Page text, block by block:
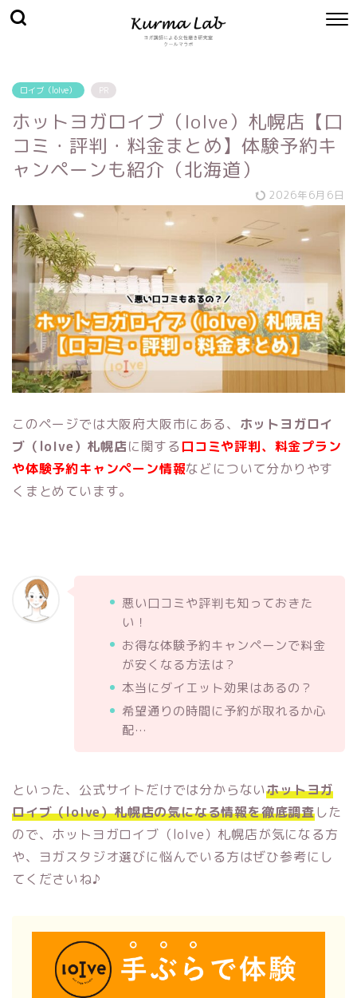
ロイブ（loIve） PR
ホットヨガロイブ（loIve）札幌店【口
コミ・評判・料金まとめ】体験予約キ
ャンペーンも紹介（北海道）
2026年6月6日
このページでは大阪府大阪市にある、 ホットヨガロイ
ブ（loIve）札幌店に関する口コミや評判、料金プラン
や体験予約キャンペーン情報などについて分かりやす
くまとめています。
悪い口コミや評判も知っておきた
い！
お得な体験予約キャンペーンで料金
が安くなる方法は？
本当にダイエット効果はあるの？
希望通りの時間に予約が取れるか心
配…
といった、公式サイトだけでは分からないホットヨガ
ロイブ（loIve）札幌店の気になる情報を徹底調査した
ので、ホットヨガロイブ（loIve）札幌店が気になる方
や、ヨガスタジオ選びに悩んでいる方はぜひ参考にし
てくださいね♪